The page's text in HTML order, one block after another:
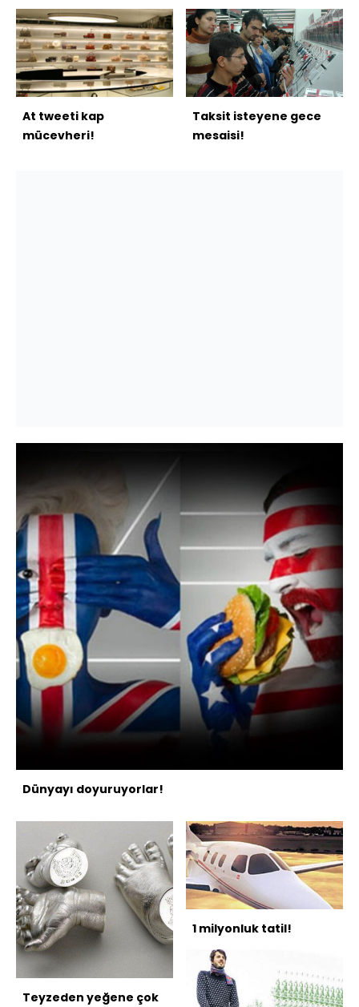
At tweeti kap
mücevheri!
Taksit isteyene gece
mesaisi!
Dünyayı doyuruyorlar!
Teyzeden yeğene çok
1 milyonluk tatil!